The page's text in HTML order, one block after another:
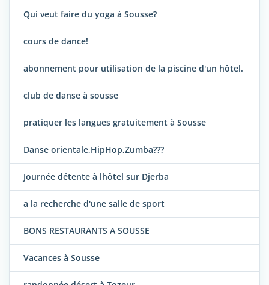
Qui veut faire du yoga à Sousse?
cours de dance!
abonnement pour utilisation de la piscine d'un hôtel.
club de danse à sousse
pratiquer les langues gratuitement à Sousse
Danse orientale,HipHop,Zumba???
Journée détente à lhôtel sur Djerba
a la recherche d'une salle de sport
BONS RESTAURANTS A SOUSSE
Vacances à Sousse